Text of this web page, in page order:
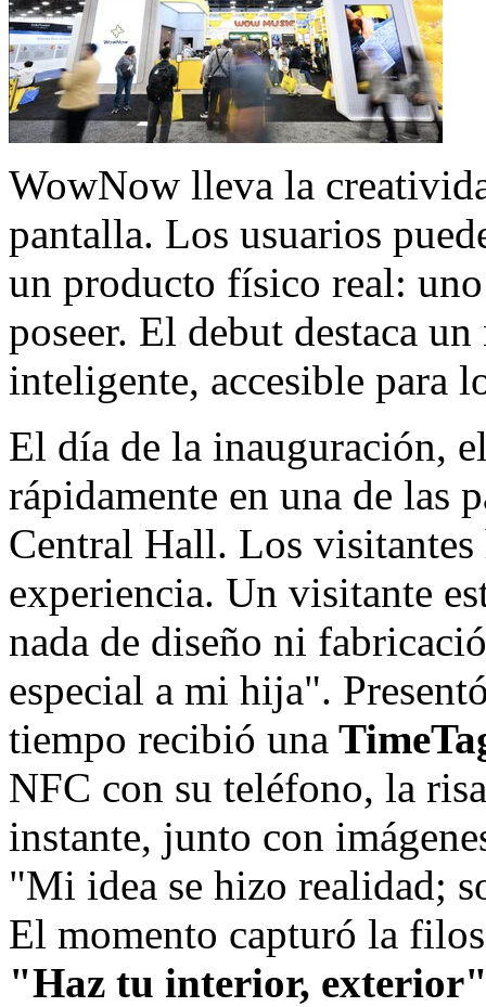
WowNow lleva la
pantalla. Los usuarios
un producto físico real:
poseer. El debut destaca
inteligente, accesible para
El día de la inauguración,
rápidamente en una de las
Central Hall. Los
experiencia. Un visitante
nada de diseño ni
especial a mi hija".
tiempo recibió una
NFC con su teléfono, la
instante, junto con
"Mi idea se hizo realidad;
El momento capturó la
"Haz tu interior,